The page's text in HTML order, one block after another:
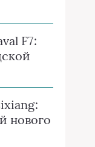
F7:
нового